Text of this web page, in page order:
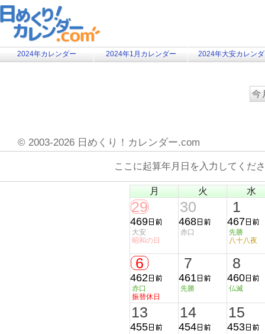
2024年カレンダー 2024年1月カレンダー 2024年大安カレン
© 2003-2026 日めくり！カレンダー.com
ここに起算年月日を入力してく
月 火 水
29
469
大安
昭和の日
30
468
赤口
1
467
先勝
八十八夜
6
462
赤口
振替休日
7
461
先勝
8
460
仏滅
13
455
14
454
15
453